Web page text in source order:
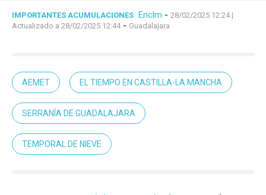
IMPORTANTES ACUMULACIONES Enclm - 28/02/2025 12:24|
Actualizado a 28/02/2025 12:44- Guadalajara
AEMET EL TIEMPO EN CASTILLA-LA MANCHA
SERRANÍA DE GUADALAJARA
TEMPORAL DE NIEVE